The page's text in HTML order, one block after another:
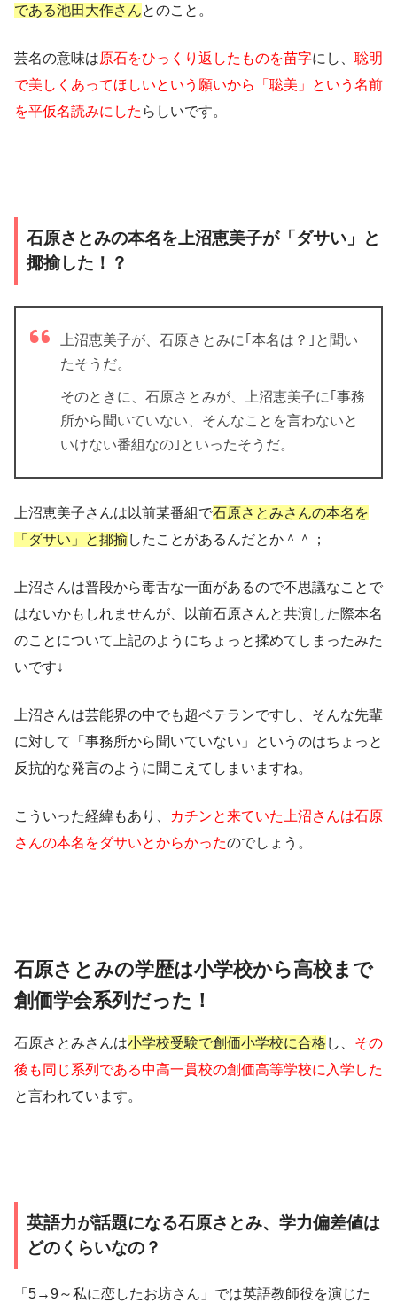
である池田大作さんとのこと。
芸名の意味は原石をひっくり返したものを苗字にし、 聡明
で美しくあってほしいという願いから「聡美」という名前
を平仮名読みにした らしいです。
石原さとみの本名を上沼恵美子が「ダサい」と
揶揄した！？
上沼恵美子が、石原さとみに｢本名は？｣と聞い
たそうだ。
そのときに、石原さとみが、上沼恵美子に ｢事務
所から聞いていない、そんなことを言わないと
いけない番組なの｣ といったそうだ。
上沼恵美子さんは以前某番組で石原さとみさんの本名を
「ダサい」と揶揄 したことがあるんだとか＾＾；
上沼さんは普段から毒舌な一面があるので不思議なことで
はないかもしれませんが、以前石原さんと共演した際本名
のことについて上記のようにちょっと揉めてしまったみた
いです↓
上沼さんは芸能界の中でも超ベテランですし、そんな先輩
に対して「事務所から聞いていない」というのはちょっと
反抗的な発言のように聞こえてしまいますね。
こういった経緯もあり、
カチンと来ていた上沼さんは石原
さんの本名をダサいとからかったのでしょう。
石原さとみの学歴は小学校から高校まで
創価学会系列だった！
石原さとみさんは小学校受験で創価小学校に合格 し、 その
後も同じ系列である中高一貫校の創価高等学校に入学した
と言われています。
英語力が話題になる石原さとみ、学力偏差値は
どのくらいなの？
「5→9～私に恋したお坊さん」では英語教師役を演じた